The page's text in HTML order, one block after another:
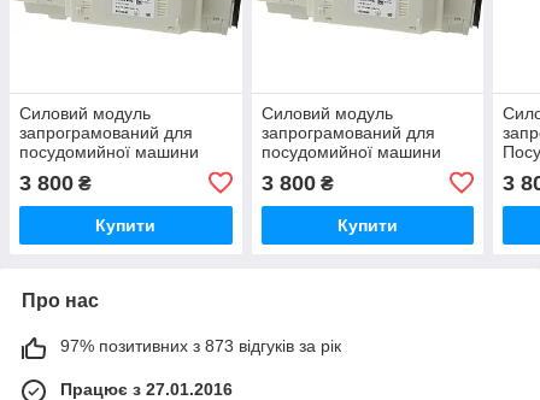
Силовий модуль
запрограмований для
посудомийної машини
3 800 ₴
Купити
Силовий модуль
запрограмований для
посудомийної машини
3 800₴
Купити
3
Про нас
97% позитивних з 873 відгуків за рік
Працює з 27.01.2016